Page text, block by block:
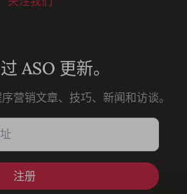
ASO 更新。
营销文章、技巧、新闻和访谈。